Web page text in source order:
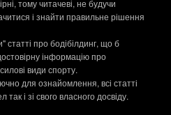
тому читачеві, не будучи
і знайти правильне рішення
про бодібілдинг, що б
інформацію про
види спорту.
для ознайомлення, всі статті
і зі свого власного досвіду.